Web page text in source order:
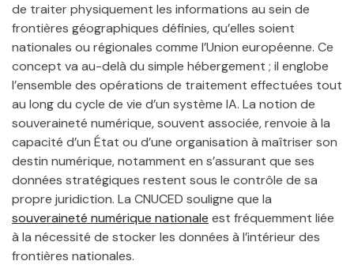
de traiter physiquement les informations au sein de
frontières géographiques définies, qu’elles soient
nationales ou régionales comme l’Union européenne. Ce
concept va au-delà du simple hébergement ; il englobe
l’ensemble des opérations de traitement effectuées tout
au long du cycle de vie d’un système IA. La notion de
souveraineté numérique, souvent associée, renvoie à la
capacité d’un État ou d’une organisation à maîtriser son
destin numérique, notamment en s’assurant que ses
données stratégiques restent sous le contrôle de sa
propre juridiction. La CNUCED souligne que la
souveraineté numérique nationale est fréquemment liée
à la nécessité de stocker les données à l’intérieur des
frontières nationales.